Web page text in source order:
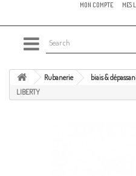
MON COMPTE MES
Rubanerie biais &
LIBERTY